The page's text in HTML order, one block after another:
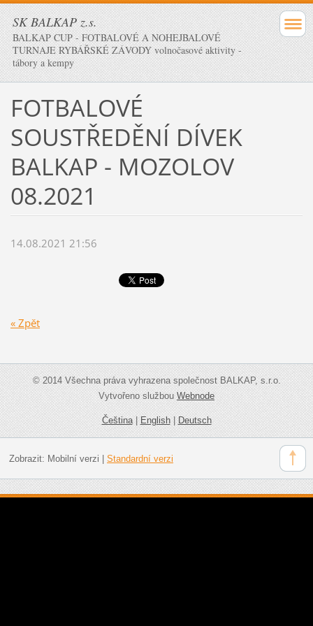
SK BALKAP z.s.
BALKAP CUP - FOTBALOVÉ A NOHEJBALOVÉ
TURNAJE RYBÁŘSKÉ ZÁVODY volnočasové aktivity -
tábory a kempy
FOTBALOVÉ
SOUSTŘEDĚNÍ DÍVEK
BALKAP - MOZOLOV
08.2021
14.08.2021 21:56
« Zpět
© 2014 Všechna práva vyhrazena společnost BALKAP, s.r.o.
Vytvořeno službouWebnode
Čeština|English|Deutsch
Zobrazit: Mobilní verzi Standardní verzi